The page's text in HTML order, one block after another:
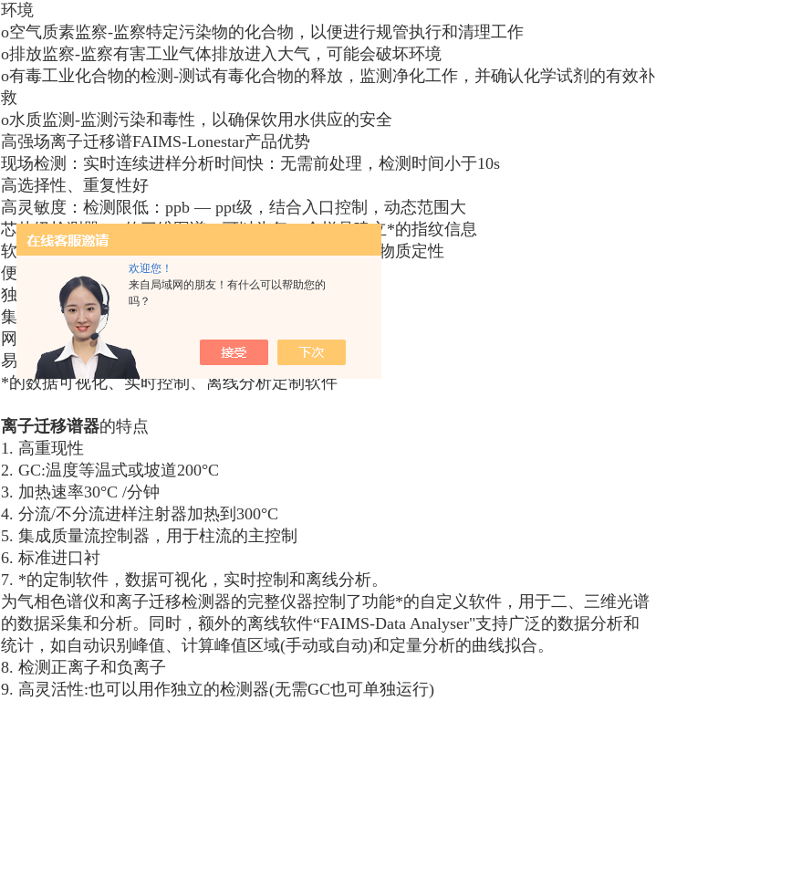
欢迎您！
来自局域网的朋友！有什么可以帮助您的
吗？
环境
o空气质素监察-监察特定污染物的化合物，以便进行规管执行和清理工作
o排放监察-监察有害工业气体排放进入大气，可能会破坏环境
o有毒工业化合物的检测-测试有毒化合物的释放，监测净化工作，并确认化学试剂的有效补
救
o水质监测-监测污染和毒性，以确保饮用水供应的安全
高强场离子迁移谱FAIMS-Lonestar产品优势
现场检测：实时连续进样分析时间快：无需前处理，检测时间小于10s
高选择性、重复性好
高灵敏度：检测限低：ppb — ppt级，结合入口控制，动态范围大
芯片级检测器：*的三维图谱，可以为每一个样品建立*的指纹信息
软件：自带各类数据处理软件，快速进行聚类分析和物质定性
便携，占用空间小
独立操作，采样处理一体化
集成温度、流量和湿度传感器，运行稳定、闭环
网络和无线(可选)连接，用于远程监控和操作
易集成其他传感器数据及第三方系统控制
*的数据可视化、实时控制、离线分析定制软件
离子迁移谱器的特点
1. 高重现性
2. GC:温度等温式或坡道200°C
3. 加热速率30°C /分钟
4. 分流/不分流进样注射器加热到300°C
5. 集成质量流控制器，用于柱流的主控制
6. 标准进口衬
7. *的定制软件，数据可视化，实时控制和离线分析。
为气相色谱仪和离子迁移检测器的完整仪器控制了功能*的自定义软件，用于二、三维光谱
的数据采集和分析。同时，额外的离线软件“FAIMS-Data Analyser"支持广泛的数据分析和
统计，如自动识别峰值、计算峰值区域(手动或自动)和定量分析的曲线拟合。
8. 检测正离子和负离子
9. 高灵活性:也可以用作独立的检测器(无需GC也可单独运行)